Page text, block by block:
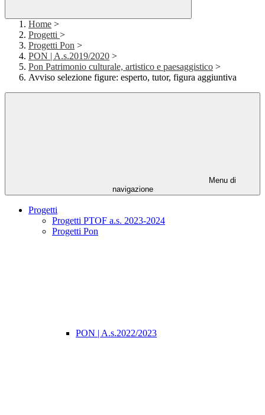
Home >
Progetti >
Progetti Pon >
PON | A.s.2019/2020 >
Pon Patrimonio culturale, artistico e paesaggistico >
Avviso selezione figure: esperto, tutor, figura aggiuntiva
Menu di
navigazione
Progetti
Progetti PTOF a.s. 2023-2024
Progetti Pon
PON | A.s.2022/2023